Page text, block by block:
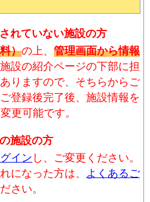
れていない施設の方
）の上、 管理画面から情報
設の紹介ページの下部に担
りますので、そちらからご
登録後完了後、施設情報を
更可能です。
施設の方
イン し、ご変更ください。
になった方は、 よくあるご
さい。